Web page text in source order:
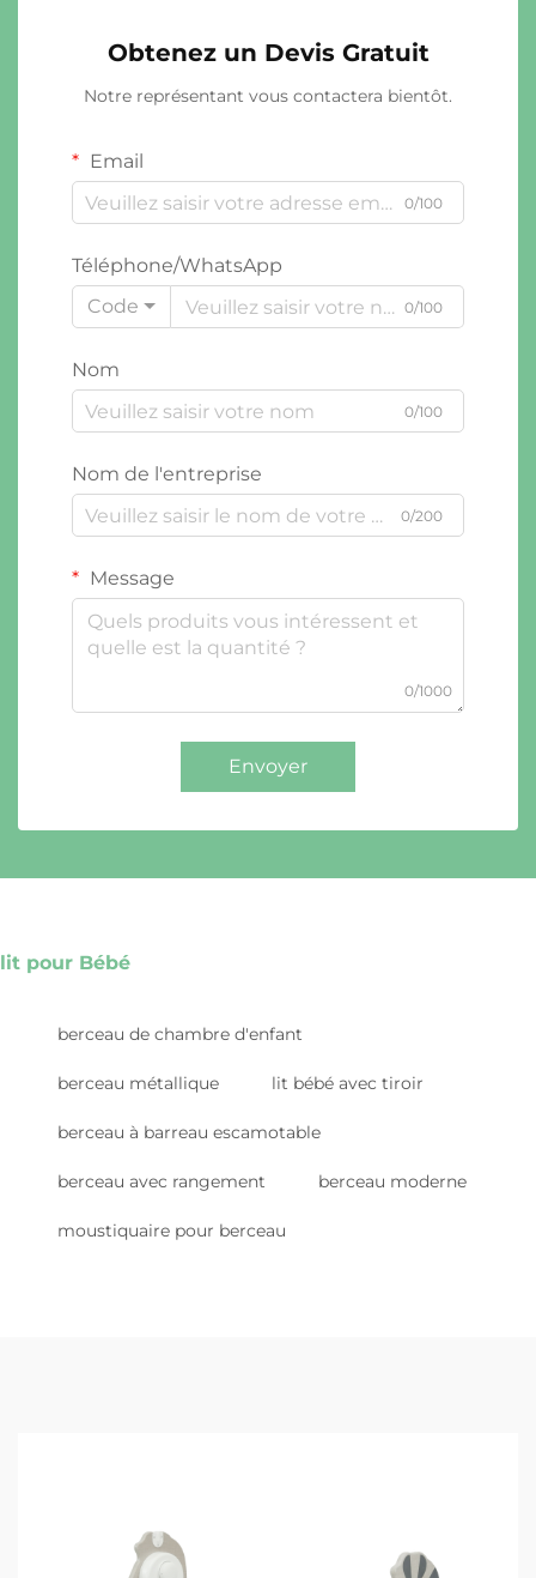
Obtenez un Devis Gratuit
Notre représentant vous contactera bientôt.
Email
0/100
Téléphone/WhatsApp
Code
0/100
Nom
0/100
Nom de l'entreprise
0/200
Message
0/1000
Envoyer
lit pour Bébé
berceau de chambre d'enfant
berceau métallique lit bébé avec tiroir
berceau à barreau escamotable
berceau avec rangement berceau moderne
moustiquaire pour berceau